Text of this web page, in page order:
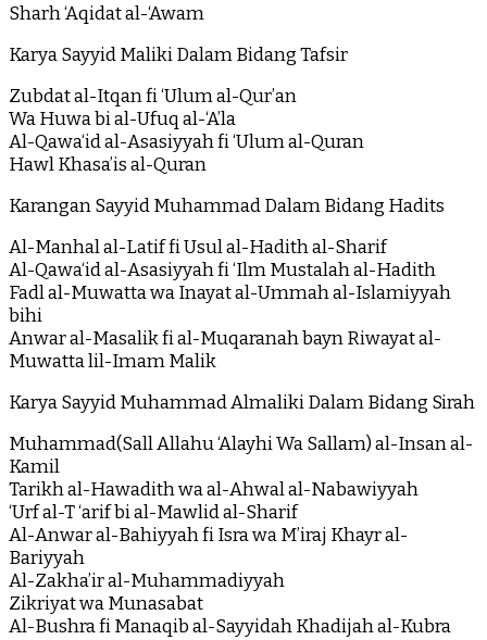
Sharh ‘Aqidat al-‘Awam
Karya Sayyid Maliki Dalam Bidang Tafsir
Zubdat al-Itqan fi ‘Ulum al-Qur’an
Wa Huwa bi al-Ufuq al-‘A’la
Al-Qawa‘id al-Asasiyyah fi ‘Ulum al-Quran
Hawl Khasa’is al-Quran
Karangan Sayyid Muhammad Dalam Bidang Hadits
Al-Manhal al-Latif fi Usul al-Hadith al-Sharif
Al-Qawa‘id al-Asasiyyah fi ‘Ilm Mustalah al-Hadith
Fadl al-Muwatta wa Inayat al-Ummah al-Islamiyyah
bihi
Anwar al-Masalik fi al-Muqaranah bayn Riwayat al-
Muwatta lil-Imam Malik
Karya Sayyid Muhammad Almaliki Dalam Bidang Sirah
Muhammad(Sall Allahu ‘Alayhi Wa Sallam) al-Insan al-
Kamil
Tarikh al-Hawadith wa al-Ahwal al-Nabawiyyah
‘Urf al-T ‘arif bi al-Mawlid al-Sharif
Al-Anwar al-Bahiyyah fi Isra wa M’iraj Khayr al-
Bariyyah
Al-Zakha’ir al-Muhammadiyyah
Zikriyat wa Munasabat
Al-Bushra fi Manaqib al-Sayyidah Khadijah al-Kubra